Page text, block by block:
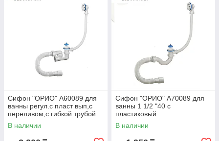
Сифон "ОРИО" А60089 для
ванны регул.с пласт вып,с
переливом,с гибкой трубой
В наличии
Сифон "ОРИО" А70089 для
ванны 1 1/2 "40 с
пластиковый
выпуском,переливом
В наличии